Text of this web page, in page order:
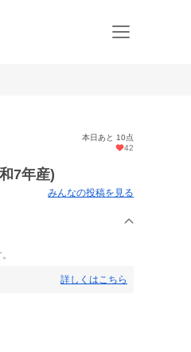
本日あと 10点
42
7年産)
みんなの投稿を見る
詳しくはこちら